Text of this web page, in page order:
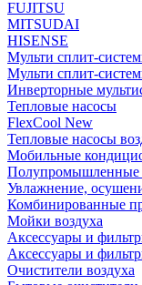
FUJITSU
MITSUDAI
HISENSE
Мульти сплит-
Мульти сплит-
Инверторные
Тепловые насосы
FlexCool New
Тепловые насосы
Мобильные
Полупромышленные
Увлажнение,
Комбинированные
Мойки воздуха
Аксессуары и
Аксессуары и
Очистители воздуха